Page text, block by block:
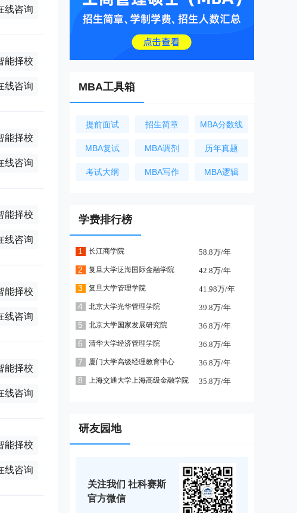
线咨询
/年(学制3年),非全日制0万/年(学制3年)
能择校
线咨询
非全日制21.8万/年(学制2.5年),全日制0万/年(学制2.5年)
能择校
线咨询
能择校
线咨询
(学制2年),非全日制7万/年(学制2年),全日制5万/年(学制2年),非全日
能择校
线咨询
(学制3年)
能择校
线咨询
万/年(学制3年)
能择校
线咨询
MBA工具箱
提前面试 招生简章 MBA分数线
MBA复试 MBA调剂 历年真题
考试大纲 MBA写作 MBA逻辑
学费排行榜
1 长江商学院 58.8万/年
2 复旦大学泛海国际金融学院 42.8万/年
3 复旦大学管理学院 41.98万/年
4 北京大学光华管理学院 39.8万/年
5 北京大学国家发展研究院 36.8万/年
6 清华大学经济管理学院 36.8万/年
7 厦门大学高级经理教育中心 36.8万/年
8 上海交通大学上海高级金融学院 35.8万/年
研友园地
关注我们 社科赛斯
官方微信